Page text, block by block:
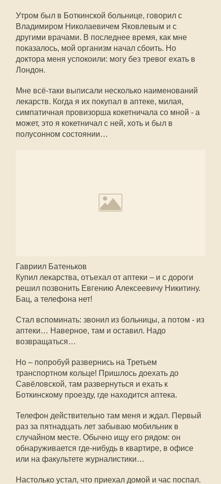
Утром был в Боткинской больнице, говорил с
Владимиром Николаевичем Яковлевым и с
другими врачами. В последнее время, как мне
показалось, мой организм начал сбоить. Но
доктора меня успокоили: могу без тревог ехать в
Лондон.
Мне всё-таки выписали несколько наименований
лекарств. Когда я их покупал в аптеке, милая,
симпатичная провизорша кокетничала со мной - а
может, это я кокетничал с ней, хоть и был в
полусонном состоянии…
Гавриил Батеньков
Купил лекарства, отъехал от аптеки – и с дороги
решил позвонить Евгению Алексеевичу Никитину.
Бац, а телефона нет!
Стал вспоминать: звонил из больницы, а потом - из
аптеки… Наверное, там и оставил. Надо
возвращаться…
Но – попробуй развернись на Третьем
транспортном кольце! Пришлось доехать до
Савёловской, там развернуться и ехать к
Боткинскому проезду, где находится аптека.
Телефон действительно там меня и ждал. Первый
раз за пятнадцать лет забываю мобильник в
случайном месте. Обычно ищу его рядом: он
обнаруживается где-нибудь в квартире, в офисе
или на факультете журналистики…
Настолько устал, что приехал домой и час поспал.